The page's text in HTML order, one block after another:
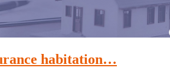
habitation…